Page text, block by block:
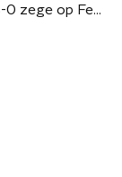
PSV-spits De Jong na 3-0 zege op Feyenoord: 'Als we zo spelen, zijn we een topploeg'